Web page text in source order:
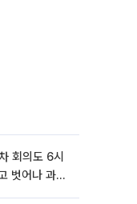
회의도 6시
벗어나 과감